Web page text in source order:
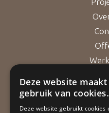
Deze website maakt
gebruik van cookies.
Deze website gebruikt cookies